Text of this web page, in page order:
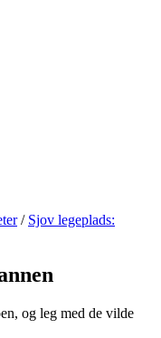
/ Sjov legeplads:
og leg med de vilde